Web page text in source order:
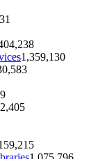
1,359,130